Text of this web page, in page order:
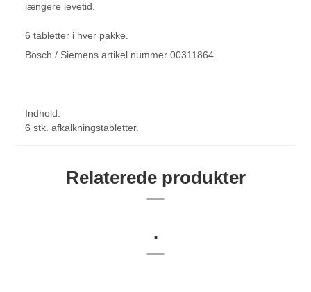
længere levetid.
6 tabletter i hver pakke.
Bosch / Siemens artikel nummer 00311864
Indhold:
6 stk. afkalkningstabletter.
Relaterede produkter
.